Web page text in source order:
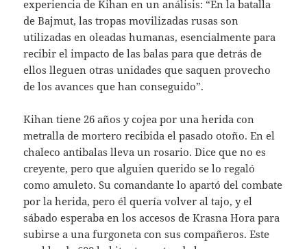
experiencia de Kihan en un análisis: “En la batalla
de Bajmut, las tropas movilizadas rusas son
utilizadas en oleadas humanas, esencialmente para
recibir el impacto de las balas para que detrás de
ellos lleguen otras unidades que saquen provecho
de los avances que han conseguido”.
Kihan tiene 26 años y cojea por una herida con
metralla de mortero recibida el pasado otoño. En el
chaleco antibalas lleva un rosario. Dice que no es
creyente, pero que alguien querido se lo regaló
como amuleto. Su comandante lo apartó del combate
por la herida, pero él quería volver al tajo, y el
sábado esperaba en los accesos de Krasna Hora para
subirse a una furgoneta con sus compañeros. Este